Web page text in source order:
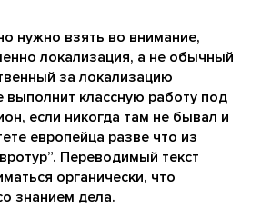
нужно взять во внимание,
локализация, а не обычный
за локализацию
выполнит классную работу под
если никогда там не бывал и
европейца разве что из
Переводимый текст
органически, что
знанием дела.